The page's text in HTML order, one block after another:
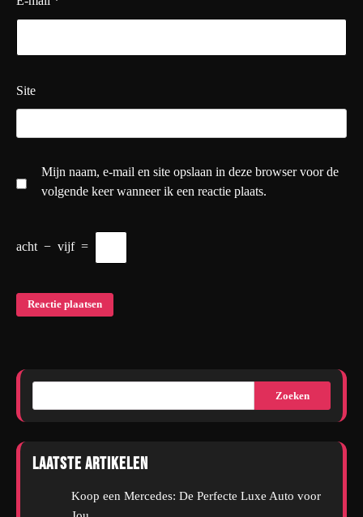
Site
Mijn naam, e-mail en site opslaan in deze browser voor de
volgende keer wanneer ik een reactie plaats.
acht − vijf =
Zoeken
Laatste artikelen
Koop een Mercedes: De Perfecte Luxe Auto voor